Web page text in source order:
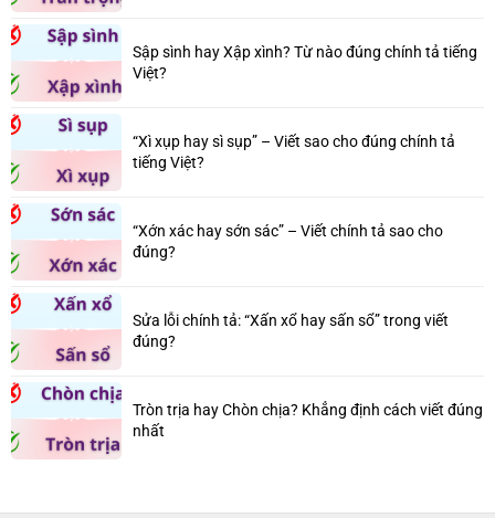
Sập sình hay Xập xình? Từ nào đúng chính tả tiếng
Việt?
“Xì xụp hay sì sụp” – Viết sao cho đúng chính tả
tiếng Việt?
“Xớn xác hay sớn sác” – Viết chính tả sao cho
đúng?
Sửa lỗi chính tả: “Xấn xổ hay sấn sổ” trong viết
đúng?
Tròn trịa hay Chòn chịa? Khẳng định cách viết đúng
nhất